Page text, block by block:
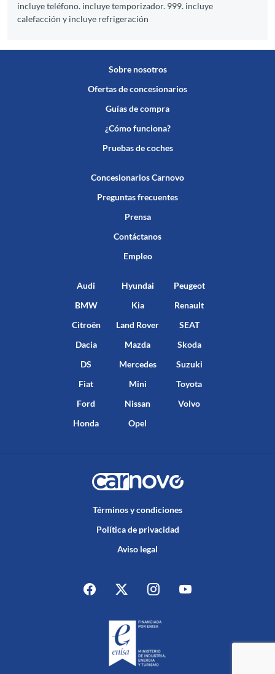
incluye teléfono. incluye temporizador. 999. incluye
calefacción y incluye refrigeración
Sobre nosotros
Ofertas de concesionarios
Guías de compra
¿Cómo funciona?
Pruebas de coches
Concesionarios Carnovo
Preguntas frecuentes
Prensa
Contáctanos
Empleo
Audi
BMW
Citroën
Dacia
DS
Fiat
Ford
Honda
Hyundai
Kia
Land Rover
Mazda
Mercedes
Mini
Nissan
Opel
Peugeot
Renault
SEAT
Skoda
Suzuki
Toyota
Volvo
Términos y condiciones
Política de privacidad
Aviso legal